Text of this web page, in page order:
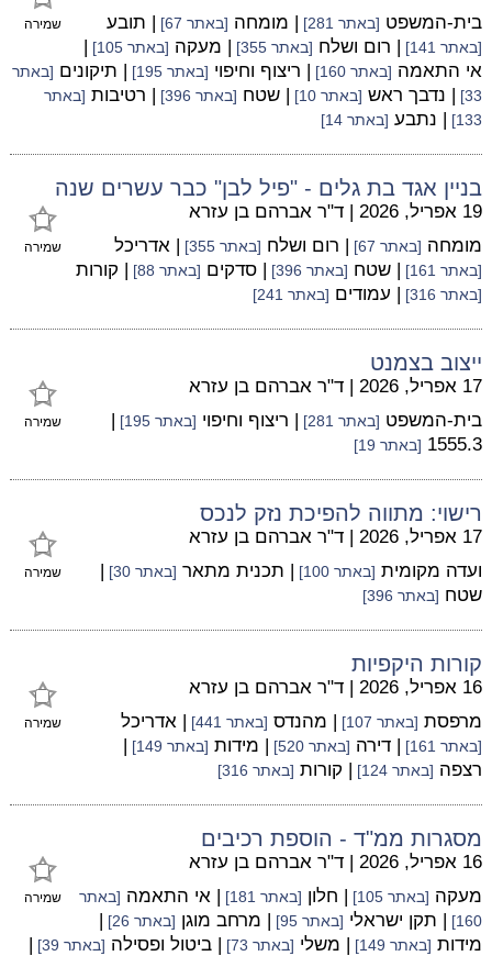
שמירה בית-המשפט [באתר 281] | מומחה [באתר 67] | תובע
[באתר 141] | רום ושלח [באתר 355] | מעקה [באתר 105]
|
אי התאמה [באתר 160] | ריצוף וחיפוי [באתר 195] | תיקונים [באתר
33]
| נדבך ראש [באתר 10] | שטח [באתר 396] | רטיבות [באתר
133]
| נתבע [באתר 14]
בניין אגד בת גלים - "פיל לבן" כבר עשרים שנה
שמירה
19 אפריל, 2026 | ד"ר אברהם בן עזרא
מומחה [באתר 67] | רום ושלח [באתר 355] | אדריכל
[באתר 161] | שטח [באתר 396] | סדקים [באתר 88] | קורות
[באתר 316] | עמודים [באתר 241]
ייצוב בצמנט
שמירה
17 אפריל, 2026 | ד"ר אברהם בן עזרא
בית-המשפט [באתר 281] | ריצוף וחיפוי [באתר 195]
|
1555.3 [באתר 19]
רישוי: מתווה להפיכת נזק לנכס
שמירה
17 אפריל, 2026 | ד"ר אברהם בן עזרא
ועדה מקומית [באתר 100] | תכנית מתאר [באתר 30]
|
שטח [באתר 396]
קורות היקפיות
שמירה
16 אפריל, 2026 | ד"ר אברהם בן עזרא
מרפסת [באתר 107] | מהנדס [באתר 441] | אדריכל
[באתר 161] | דירה [באתר 520] | מידות [באתר 149]
|
רצפה [באתר 124] | קורות [באתר 316]
מסגרות ממ"ד - הוספת רכיבים
שמירה
16 אפריל, 2026 | ד"ר אברהם בן עזרא
מעקה [באתר 105] | חלון [באתר 181] | אי התאמה [באתר
160]
| תקן ישראלי [באתר 95] | מרחב מוגן [באתר 26]
|
מידות [באתר 149] | משלי [באתר 73] | ביטול ופסילה [באתר 39]
|